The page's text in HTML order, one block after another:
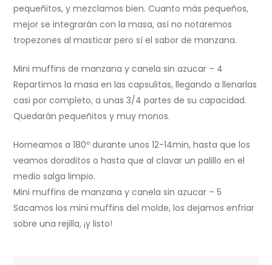
pequeñitos, y mezclamos bien. Cuanto más pequeños,
mejor se integrarán con la masa, así no notaremos
tropezones al masticar pero sí el sabor de manzana.
Mini muffins de manzana y canela sin azucar – 4
Repartimos la masa en las capsulitas, llegando a llenarlas
casi por completo, a unas 3/4 partes de su capacidad.
Quedarán pequeñitos y muy monos.
Horneamos a 180º durante unos 12-14min, hasta que los
veamos doraditos o hasta que al clavar un palillo en el
medio salga limpio.
Mini muffins de manzana y canela sin azucar – 5
Sacamos los mini muffins del molde, los dejamos enfriar
sobre una rejilla, ¡y listo!